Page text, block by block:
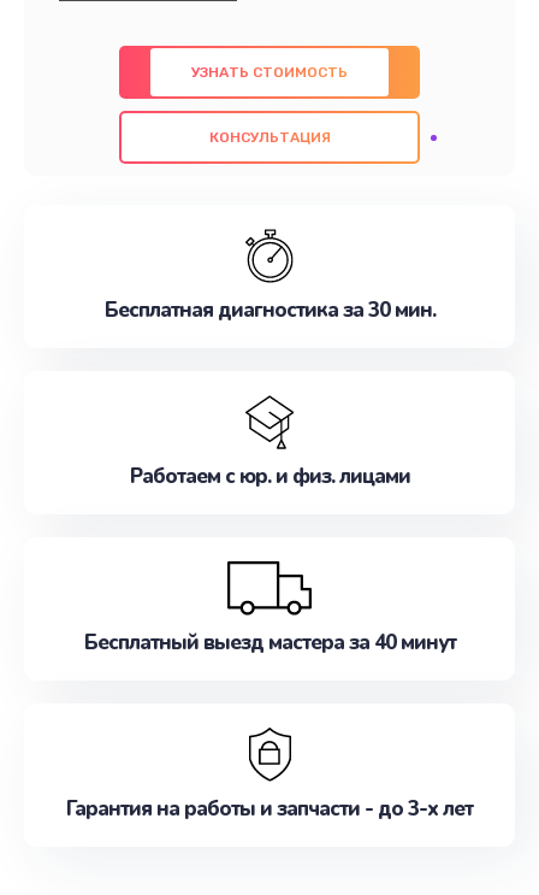
предлагаем быстрый и качественный ремонт с
использованием оригинальных компонентов, а
также гарантируем качество всех
проведенных работ. Наша цель - предоставить
наилучшим образом. Не медлите записаться на
УЗНАТЬ СТОИМОСТЬ
КОНСУЛЬТАЦИЯ
Бесплатная диагностика за 30 мин.
Работаем с юр. и физ. лицами
Бесплатный выезд мастера за 40 минут
Гарантия на работы и запчасти - до 3-х лет